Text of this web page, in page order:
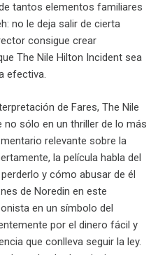
tantos elementos familiares
no le deja salir de cierta
consigue crear
The Nile Hilton Incident sea
efectiva.
de Fares, The Nile
sólo en un thriller de lo más
relevante sobre la
la película habla del
y cómo abusar de él
de Noredin en este
en un símbolo del
por el dinero fácil y
que conlleva seguir la ley.